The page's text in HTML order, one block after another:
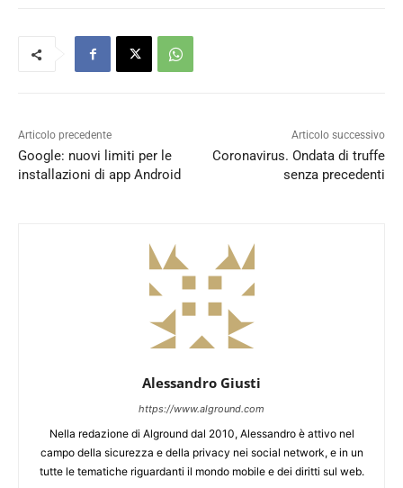
Articolo precedente
Google: nuovi limiti per le
installazioni di app Android
Articolo successivo
Coronavirus. Ondata di truffe
senza precedenti
Alessandro Giusti
https://www.alground.com
Nella redazione di Alground dal 2010, Alessandro è attivo nel
campo della sicurezza e della privacy nei social network, e in un
tutte le tematiche riguardanti il mondo mobile e dei diritti sul web.